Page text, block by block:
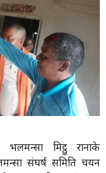
मिट्ठु रानाके
संघर्ष समिति चयन